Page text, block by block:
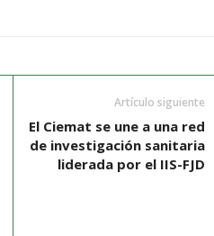
Artículo siguiente
El Ciemat se une a una red
de investigación sanitaria
liderada por el IIS-FJD